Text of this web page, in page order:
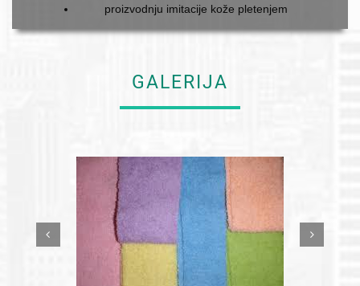
proizvodnju imitacije kože pletenjem
GALERIJA